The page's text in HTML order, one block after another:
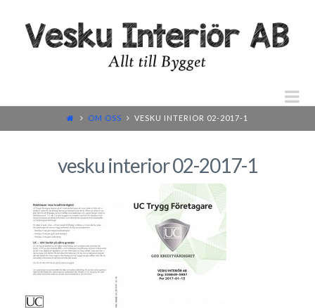
OM OSS VESKU INTERIOR 02-2017-1
vesku interior 02-2017-1